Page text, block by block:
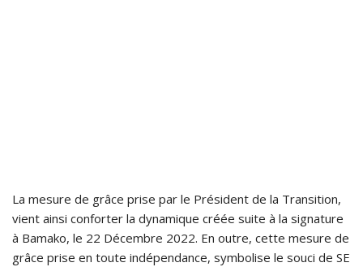
La mesure de grâce prise par le Président de la Transition,
vient ainsi conforter la dynamique créée suite à la signature
à Bamako, le 22 Décembre 2022. En outre, cette mesure de
grâce prise en toute indépendance, symbolise le souci de SE